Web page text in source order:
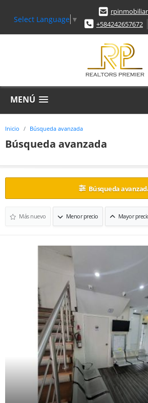
Select Language ▼
+584242657672
MENÚ
Inicio Búsqueda avanzada
Búsqueda avanzada
Búsqueda
Más nuevo Menor precio Mayor